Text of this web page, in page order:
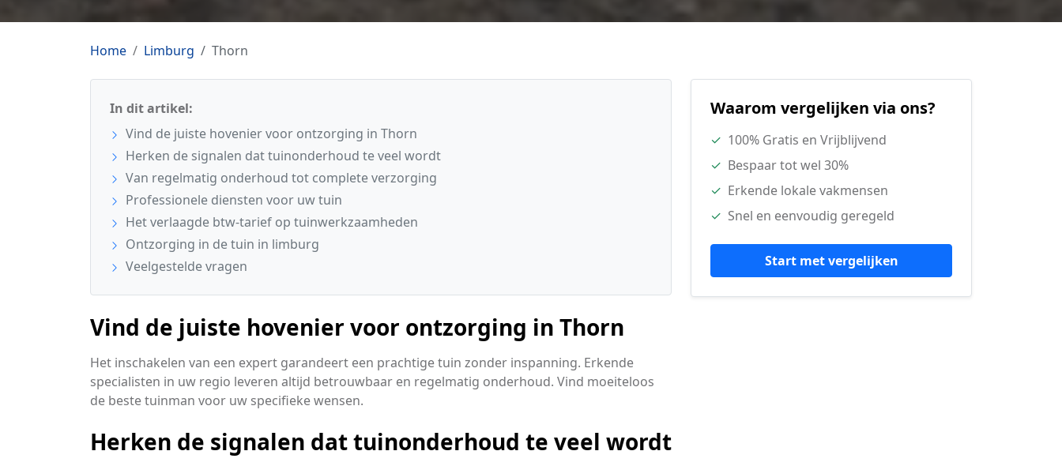
Home Limburg Thorn
In dit artikel:
Vind de juiste hovenier voor ontzorging in Thorn
Herken de signalen dat tuinonderhoud te veel wordt
Van regelmatig onderhoud tot complete verzorging
Professionele diensten voor uw tuin
Het verlaagde btw-tarief op tuinwerkzaamheden
Ontzorging in de tuin in limburg
Veelgestelde vragen
Vind de juiste hovenier voor ontzorging in Thorn
Het inschakelen van een expert garandeert een prachtige tuin zonder inspanning. Erkende
specialisten in uw regio leveren altijd betrouwbaar en regelmatig onderhoud. Vind moeiteloos
de beste tuinman voor uw specifieke wensen.
Herken de signalen dat tuinonderhoud te veel wordt
Waarom vergelijken via ons?
✓ 100% Gratis en Vrijblijvend
✓ Bespaar tot wel 30%
✓ Erkende lokale vakmensen
✓ Snel en eenvoudig geregeld
Start met vergelijken